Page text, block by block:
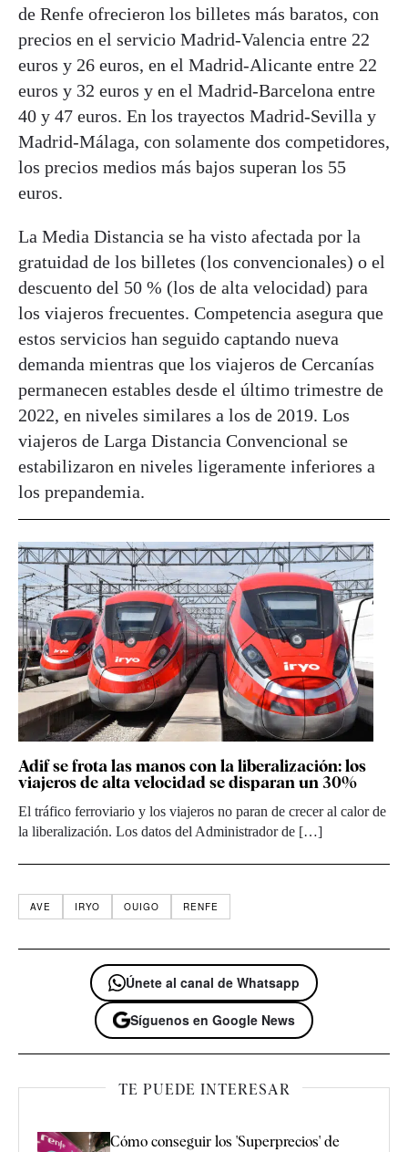
de Renfe ofrecieron los billetes más baratos, con
precios en el servicio Madrid-Valencia entre 22
euros y 26 euros, en el Madrid-Alicante entre 22
euros y 32 euros y en el Madrid-Barcelona entre
40 y 47 euros. En los trayectos Madrid-Sevilla y
Madrid-Málaga, con solamente dos competidores,
los precios medios más bajos superan los 55
euros.
La Media Distancia se ha visto afectada por la
gratuidad de los billetes (los convencionales) o el
descuento del 50 % (los de alta velocidad) para
los viajeros frecuentes. Competencia asegura que
estos servicios han seguido captando nueva
demanda mientras que los viajeros de Cercanías
permanecen estables desde el último trimestre de
2022, en niveles similares a los de 2019. Los
viajeros de Larga Distancia Convencional se
estabilizaron en niveles ligeramente inferiores a
los prepandemia.
Adif se frota las manos con la liberalización: los
viajeros de alta velocidad se disparan un 30%
El tráfico ferroviario y los viajeros no paran de crecer al calor de
la liberalización. Los datos del Administrador de […]
AVE IRYO OUIGO RENFE
Únete al canal de Whatsapp
Síguenos en Google News
TE PUEDE INTERESAR
Cómo conseguir los 'Superprecios' de